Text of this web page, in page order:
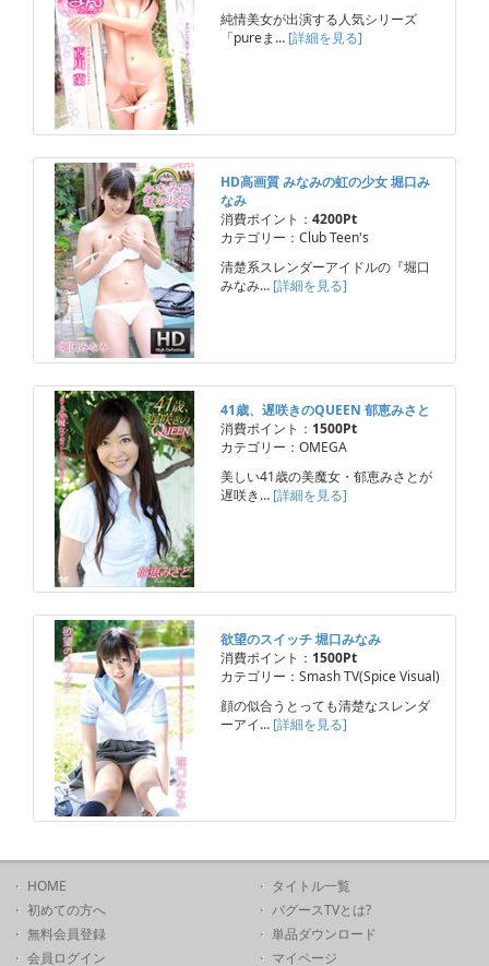
純情美女が出演する人気シリーズ
「pureま… [詳細を見る]
HD高画質 みなみの虹の少女 堀口み
なみ
消費ポイント： 4200Pt
カテゴリー：Club Teen's
清楚系スレンダーアイドルの『堀口
みなみ… [詳細を見る]
41歳、遅咲きのQUEEN 郁恵みさと
消費ポイント： 1500Pt
カテゴリー：OMEGA
美しい41歳の美魔女・郁恵みさとが
遅咲き… [詳細を見る]
欲望のスイッチ 堀口みなみ
消費ポイント： 1500Pt
カテゴリー：Smash TV(Spice Visual)
顔の似合うとっても清楚なスレンダ
ーアイ… [詳細を見る]
HOME
初めての方へ
無料会員登録
会員ログイン
タイトル一覧
バグースTVとは?
単品ダウンロード
マイページ